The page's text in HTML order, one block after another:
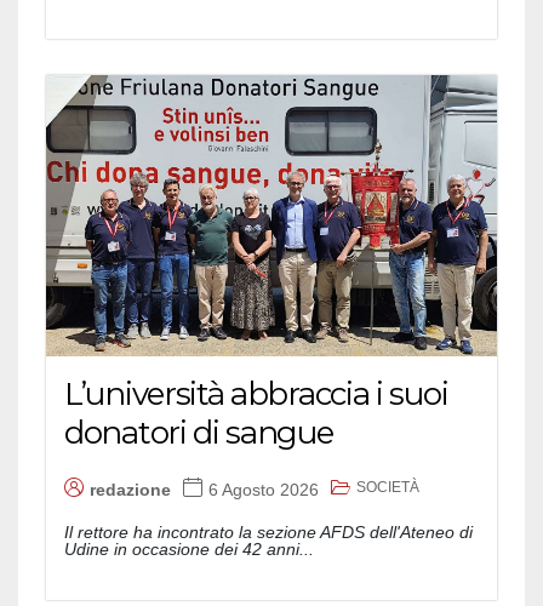
L’università abbraccia i suoi
donatori di sangue
redazione 6 Agosto 2026 SOCIETÀ
Il rettore ha incontrato la sezione AFDS dell'Ateneo di
Udine in occasione dei 42 anni...